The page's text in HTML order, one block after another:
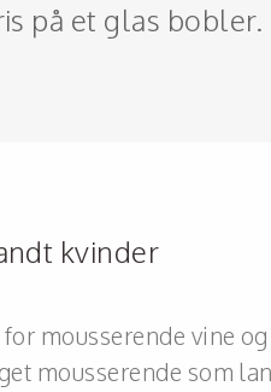
på et glas bobler.
kvinder
mousserende vine
mousserende som